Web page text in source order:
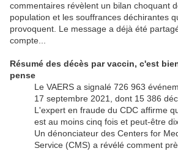
commentaires révèlent un bilan choquant
population et les souffrances déchirantes
provoquent. Le message a déjà été
compte...
Résumé des décès par vaccin, c'est
pense
Le VAERS a signalé 726 963
17 septembre 2021, dont 15 386
L'expert en fraude du CDC affirme
est au moins cinq fois et peut-être
Un dénonciateur des Centers for
Service (CMS) a révélé comment